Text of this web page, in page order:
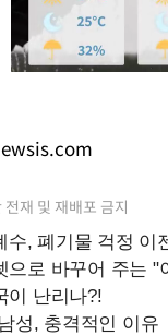
재 및 재배포 금지